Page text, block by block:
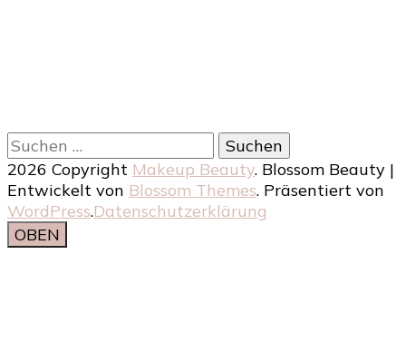
Suchen
nach:
2026 Copyright Makeup Beauty. Blossom Beauty |
Entwickelt von Blossom Themes. Präsentiert von
WordPress.Datenschutzerklärung
OBEN